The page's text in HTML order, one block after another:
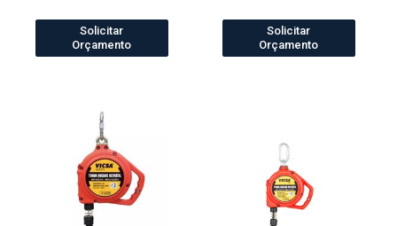
Solicitar
Orçamento
Solicitar
Orçamento